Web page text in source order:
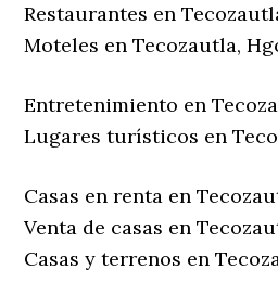
Restaurantes en
Moteles en Tecozautla,
Entretenimiento en
Lugares turísticos en
Casas en renta en
Venta de casas en
Casas y terrenos en